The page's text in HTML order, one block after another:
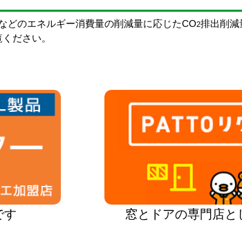
どのエネルギー消費量の削減量に応じたCO2排出削減
ださい。
す 窓とドアの専門店